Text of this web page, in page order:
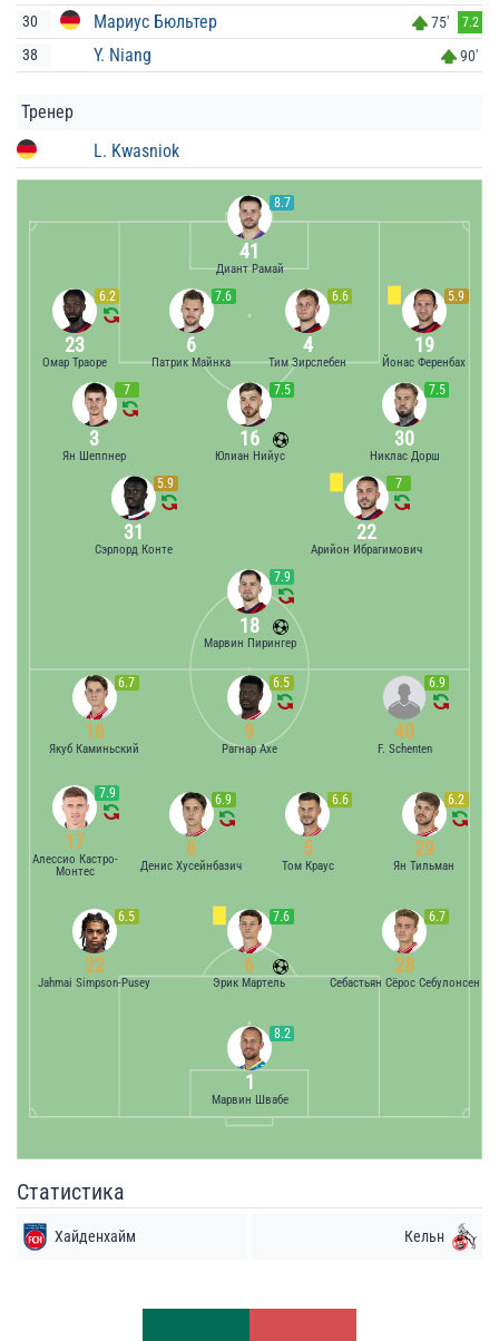
30 Мариус Бюльтер 75' 7.2
38 Y. Niang 90'
Тренер
L. Kwasniok
8.7
41
Диант Рамай
5.9
19
Йонас Ференбах
6.6
4
Тим Зирслебен
7.6
6
Патрик Майнка
6.2
23
Омар Траоре
7.5
30
Никлас Дорш
7.5
16
Юлиан Нийус
7
3
Ян Шеппнер
7
22
Арийон Ибрагимович
5.9
31
Сэрлорд Конте
7.9
18
Марвин Пирингер
8.2
1
Марвин Швабе
6.5
22
Jahmai Simpson-Pusey
7.6
6
Эрик Мартель
6.7
28
Себастьян Сёрос Себулонсен
7.9
17
Алессио Кастро-
Монтес
6.9
8
Денис Хусейнбазич
6.6
5
Том Краус
6.2
29
Ян Тильман
6.7
16
Якуб Каминьский
6.5
9
Рагнар Ахе
6.9
40
F. Schenten
Статистика
Хайденхайм Кельн